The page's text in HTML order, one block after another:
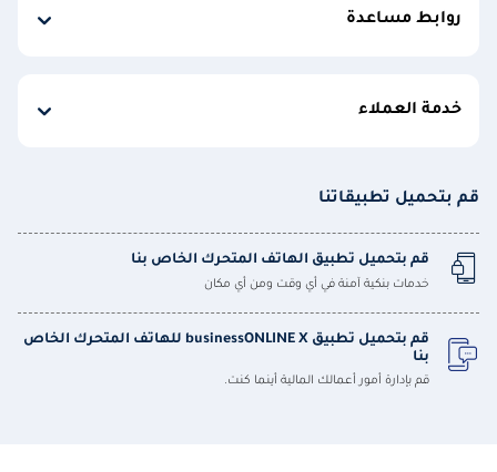
روابط مساعدة
خدمة العملاء
قم بتحميل تطبيقاتنا
قم بتحميل تطبيق الهاتف المتحرك الخاص بنا
خدمات بنكية آمنة في أي وقت ومن أي مكان
قم بتحميل تطبيق businessONLINE X للهاتف المتحرك الخاص
بنا
قم بإدارة أمور أعمالك المالية أينما كنت.